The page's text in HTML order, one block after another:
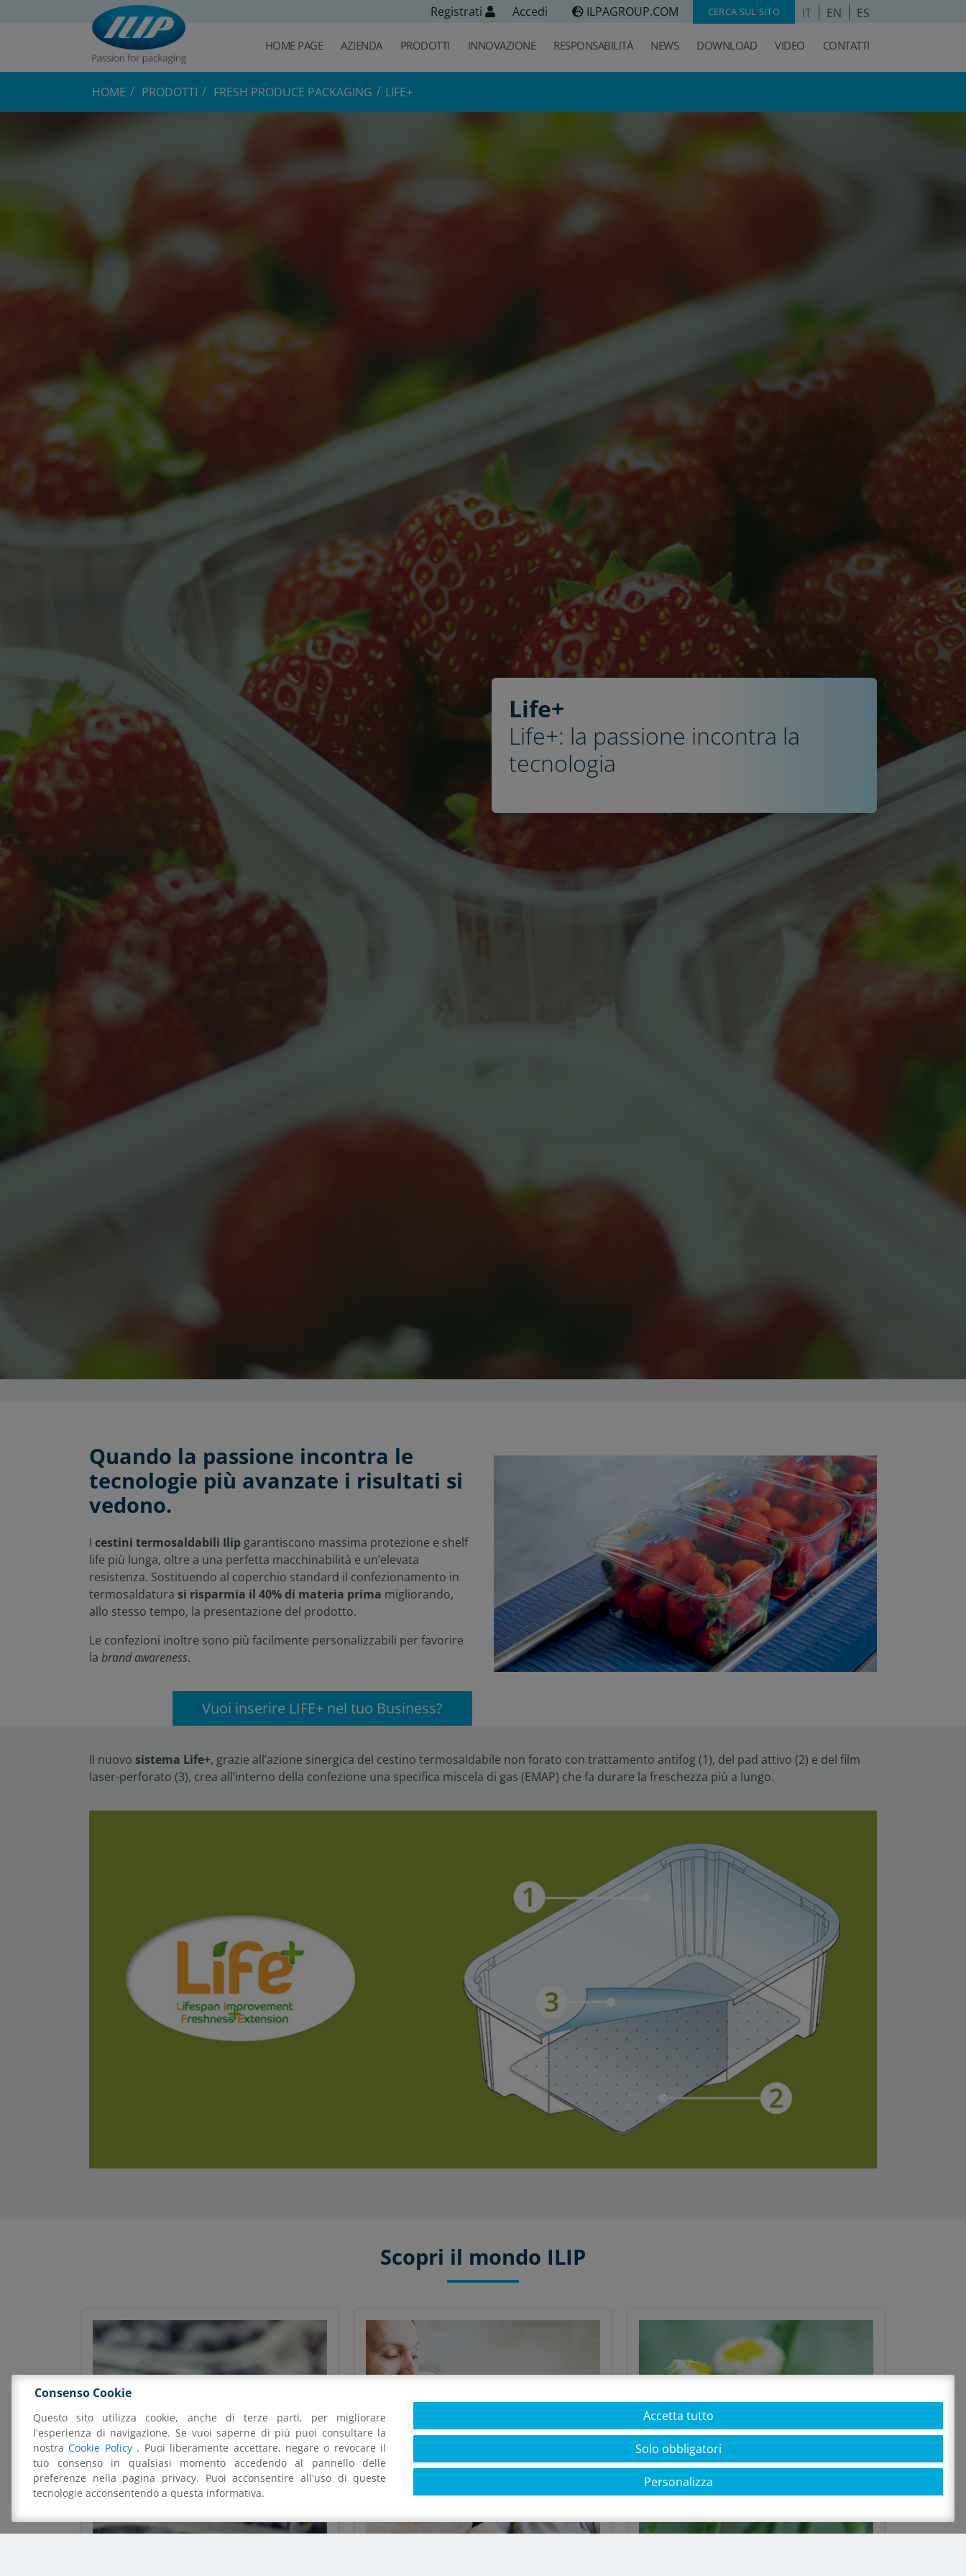
IT EN ES
CERCA SUL SITO
ILPAGROUP.COM
Registrati Accedi
HOME PAGE AZIENDA PRODOTTI INNOVAZIONE RESPONSABILITÀ NEWS DOWNLOAD VIDEO CONTATTI
HOME PRODOTTI FRESH PRODUCE PACKAGING LIFE+
Life+
Life+: la passione incontra la
tecnologia
Quando la passione incontra le
tecnologie più avanzate i risultati si
vedono.
I cestini termosaldabili Ilip garantiscono massima protezione e shelf
life più lunga, oltre a una perfetta macchinabilità e un’elevata
resistenza. Sostituendo al coperchio standard il confezionamento in
termosaldatura si risparmia il 40% di materia prima migliorando,
allo stesso tempo, la presentazione del prodotto.
Le confezioni inoltre sono più facilmente personalizzabili per favorire
la brand awareness.
Vuoi inserire LIFE+ nel tuo Business?
Il nuovo sistema Life+, grazie all’azione sinergica del cestino termosaldabile non forato con trattamento antifog (1), del pad attivo (2) e del film
laser-perforato (3), crea all’interno della confezione una specifica miscela di gas (EMAP) che fa durare la freschezza più a lungo.
Scopri il mondo ILIP
Consenso Cookie
Questo sito utilizza cookie, anche di terze parti, per migliorare
l'esperienza di navigazione. Se vuoi saperne di più puoi consultare la
nostraCookie Policy . Puoi liberamente accettare, negare o revocare il
tuo consenso in qualsiasi momento accedendo al pannello delle
preferenze nella pagina privacy. Puoi acconsentire all'uso di queste
tecnologie acconsentendo a questa informativa.
Accetta tutto
Solo obbligatori
Personalizza